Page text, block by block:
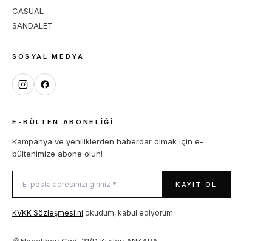
CASUAL
SANDALET
SOSYAL MEDYA
E-BÜLTEN ABONELIĞI
Kampanya ve yeniliklerden haberdar olmak için e-
bültenimize abone olun!
KAYIT OL
KVKK Sözleşmesi'ni okudum, kabul ediyorum.